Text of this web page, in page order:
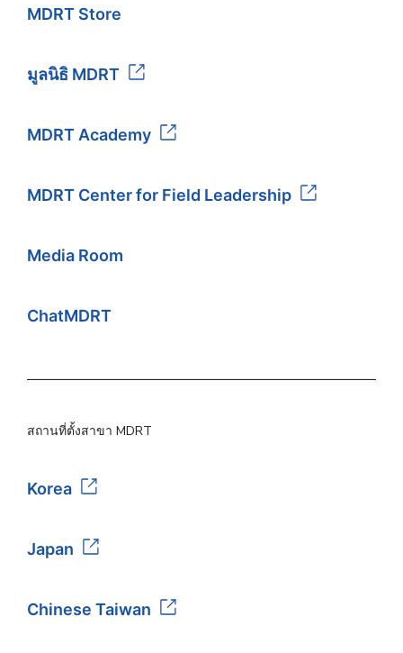
MDRT Store
มูลนิธิ MDRT
MDRT Academy
MDRT Center for Field Leadership
Media Room
ChatMDRT
สถานที่ตั้งสาขา MDRT
Korea
Japan
Chinese Taiwan